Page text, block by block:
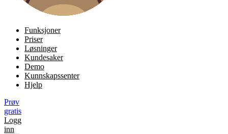
Funksjoner
Priser
Løsninger
Kundesaker
Demo
Kunnskapssenter
Hjelp
Prøv
gratis
Logg
inn